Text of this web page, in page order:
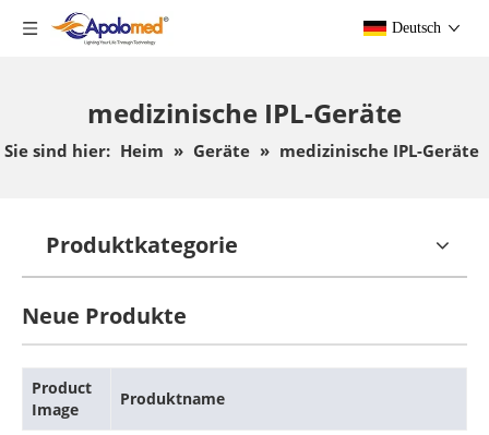
Deutsch
medizinische IPL-Geräte
Sie sind hier: Heim » Geräte » medizinische IPL-Geräte
Produktkategorie
Neue Produkte
Product
Image
Produktname